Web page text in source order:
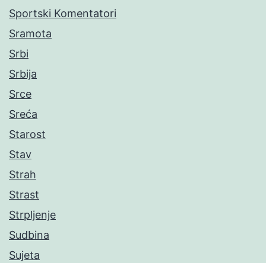
Sportski Komentatori
Sramota
Srbi
Srbija
Srce
Sreća
Starost
Stav
Strah
Strast
Strpljenje
Sudbina
Sujeta